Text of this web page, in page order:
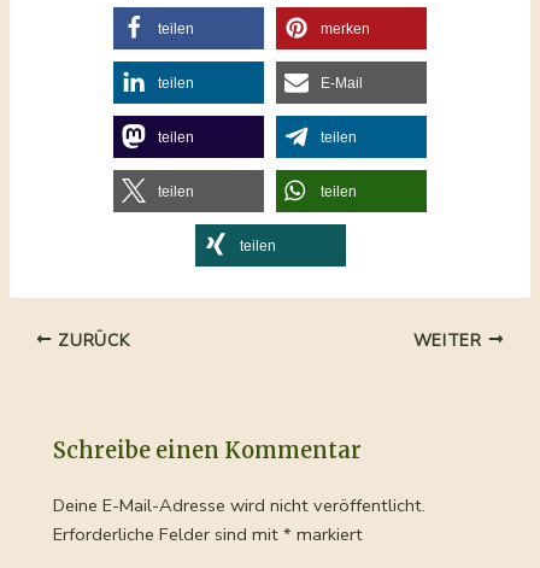
teilen merken
teilen E-Mail
teilen teilen
teilen teilen
teilen
Beitragsnavigation
ZURÜCK WEITER
Schreibe einen Kommentar
Deine E-Mail-Adresse wird nicht veröffentlicht.
Erforderliche Felder sind mit* markiert